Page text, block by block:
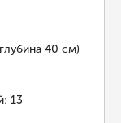
40 см)
13